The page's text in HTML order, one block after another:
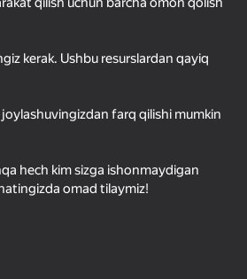
kerak. Ushbu resurslardan qayiq
farq qilishi mumkin
hech kim sizga ishonmaydigan
omad tilaymiz!